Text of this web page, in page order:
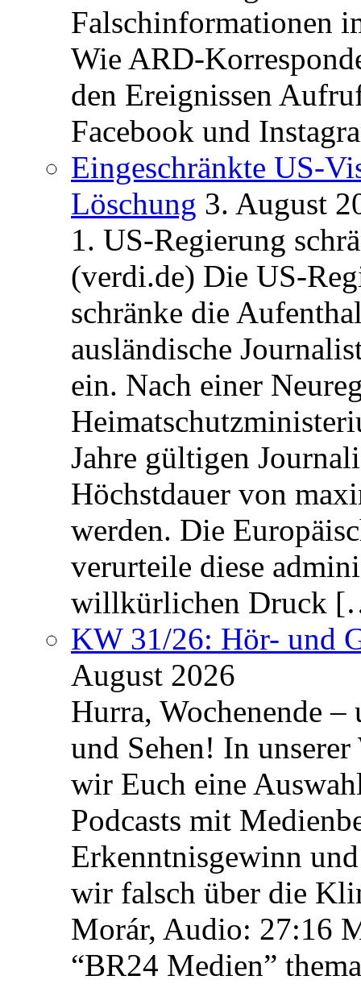
Falschinformationen
Wie ARD-
den Ereignissen
Facebook und
Eingeschränkte US-
Löschung 3. August
1. US-Regierung
(verdi.de) Die US-
schränke die
ausländische
ein. Nach einer
Jahre gültigen
Höchstdauer von
werden. Die
verurteile diese
willkürlichen Druck
KW 31/26: Hör- und
August 2026
Hurra, Wochenende
und Sehen! In unserer
wir Euch eine
Podcasts mit
Erkenntnisgewinn
wir falsch über die
Morár, Audio: 27:16
“BR24 Medien”